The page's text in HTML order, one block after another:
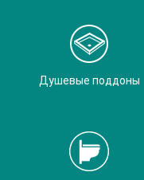
Душевые поддоны